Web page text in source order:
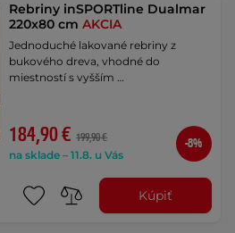
Rebriny inSPORTline Dualmar
220x80 cmAKCIA
Jednoduché lakované rebriny z
bukového dreva, vhodné do
miestností s vyšším …
184,90 € 199,90 €
na sklade – 11.8. u Vás
-8%
Kúpiť